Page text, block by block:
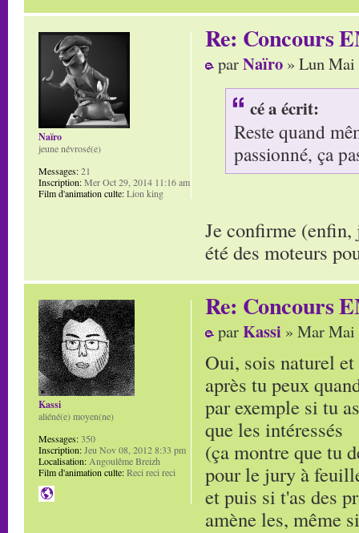
Re: Concours
parNaïro » Lun Mai
cé a écrit:
Reste quand
passionné, ça
Je confirme (enfin,
été des moteurs
Naïro
jeune névrosé(e)
Messages:21
Inscription:Mer Oct 29, 2014 11:16 am
Film d'animation culte:Lion king
Re: Concours
parKassi » Mar Mai
Oui, sois naturel
après tu peux
par exemple si tu
que les intéressés
(ça montre que tu
pour le jury à
et puis si t'as des
amène les, même
Kassi
aliéné(e) moyen(ne)
Messages:350
Inscription:Jeu Nov 08, 2012 8:33 pm
Localisation: Angoulême Breizh
Film d'animation culte:Reci reci reci